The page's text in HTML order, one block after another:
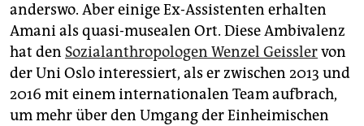
anderswo. Aber einige Ex-Assistenten erhalten
Amani als quasi-musealen Ort. Diese Ambivalenz
hat den Sozialanthropologen Wenzel Geisslervon
der Uni Oslo interessiert, als er zwischen 2013 und
2016 mit einem internationalen Team aufbrach,
um mehr über den Umgang der Einheimischen